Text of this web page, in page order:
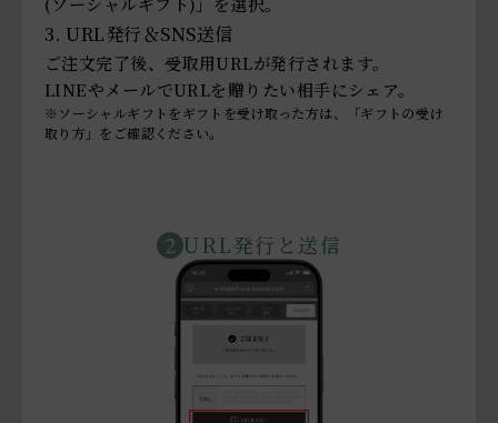
3. URL発行＆SNS送信
ご注文完了後、受取用URLが発行されます。
LINEやメールでURLを贈りたい相手にシェア。
※ソーシャルギフトをギフトを受け取った方は、「ギフトの受け
取り方」をご確認ください。
2 URL発行と送信